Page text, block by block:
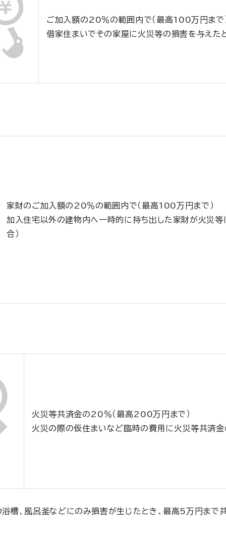
ご加入額の20％の範囲内で（最高100万円まで
借家住まいでその家屋に火災等の損害を与えた
家財のご加入額の20％の範囲内で（最高100万円まで）
加入住宅以外の建物内へ一時的に持ち出した家財が火災等
合）
火災等共済金の20％（最高200万円まで）
火災の際の仮住まいなど臨時の費用に火災等共済
槽、風呂釜などにのみ損害が生じたとき、最高5万円まで